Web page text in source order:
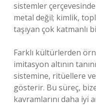
sistemler
metal değil; kimlik,
taşıyan çok katmanlı
Farklı kültürlerden
imitasyon altının
sistemine, ritüellere
gösterir. Bu süreç,
kavramlarını daha iyi